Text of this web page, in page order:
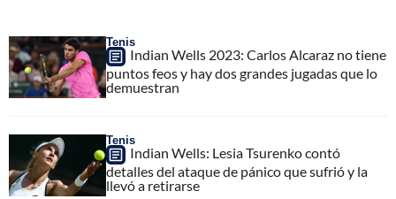
Tenis
Indian Wells 2023: Carlos Alcaraz no tiene
puntos feos y hay dos grandes jugadas que lo
demuestran
Tenis
Indian Wells: Lesia Tsurenko contó
detalles del ataque de pánico que sufrió y la
llevó a retirarse